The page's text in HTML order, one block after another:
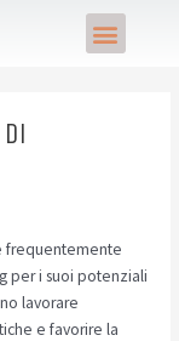
Menu
frequentemente
per i suoi potenziali
lavorare
e favorire la